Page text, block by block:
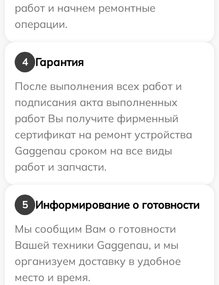
работ и начнем ремонтные
операции.
4
Гарантия
После выполнения всех работ и
подписания акта выполненных
работ Вы получите фирменный
сертификат на ремонт устройства
Gaggenau сроком на все виды
работ и запчасти.
5
Информирование о готовности
Мы сообщим Вам о готовности
Вашей техники Gaggenau, и мы
организуем доставку в удобное
место и время.